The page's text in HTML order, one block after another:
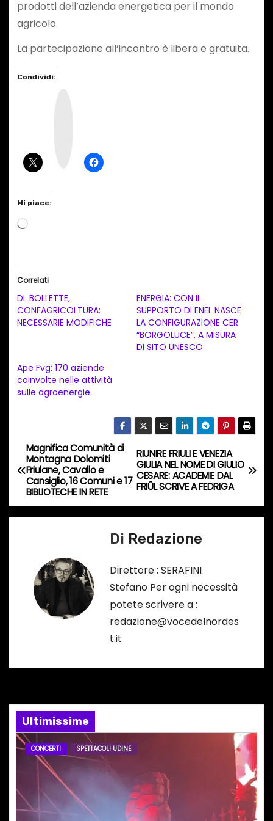
prodotti dell’azienda energetica per il mondo
agricolo.
La partecipazione all’incontro è libera e gratuita.
Condividi:
Mi piace:
C
a
m
t
o
c
o
r
s
Correlati
DL BOLLETTE,
CONFAGRICOLTURA:
NECESSARIE MODIFICHE
ENERGIA: CON IL
SUPPORTO DI ENEL NASCE
LA CONFIGURAZIONE CER
“BORGOLUCE”, A MISURA
DI SITO UNESCO
Ape Fvg: 170 aziende
coinvolte nelle attività
sulle agroenergie
N
a
v
e
a
t
i
RIUNIRE FRIULI E VENEZIA
GIULIA NEL NOME DI GIULIO
CESARE: ACADEMIE DAL
FRIÛL SCRIVE A FEDRIGA
Magnifica Comunità di
Montagna Dolomiti
Friulane, Cavallo e
Cansiglio, 16 Comuni e 17
BIBLIOTECHE IN RETE
Di Redazione
Direttore : SERAFINI
Stefano Per ogni necessità
potete scrivere a :
redazione@vocedelnordes
t.it
Ultimissime
CONCERTI SPETTACOLI UDINE